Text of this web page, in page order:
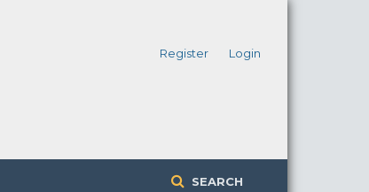
SEARCH
Register Login